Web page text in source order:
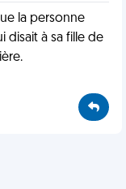
la personne
disait à sa fille de